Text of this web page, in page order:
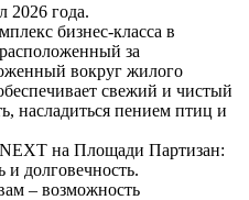
2026 года.
бизнес-класса в
за
вокруг жилого
свежий и чистый
насладиться пением птиц и
на Площади Партизан:
долговечность.
– возможность